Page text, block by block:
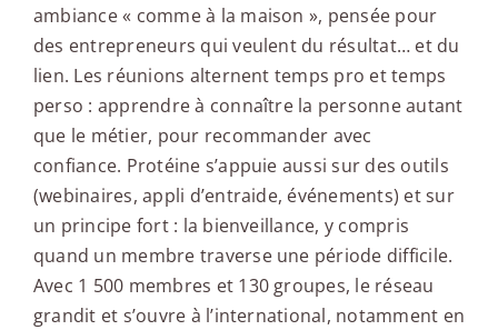
ambiance « comme à la maison », pensée pour
des entrepreneurs qui veulent du résultat… et du
lien. Les réunions alternent temps pro et temps
perso : apprendre à connaître la personne autant
que le métier, pour recommander avec
confiance. Protéine s’appuie aussi sur des outils
(webinaires, appli d’entraide, événements) et sur
un principe fort : la bienveillance, y compris
quand un membre traverse une période difficile.
Avec 1 500 membres et 130 groupes, le réseau
grandit et s’ouvre à l’international, notamment en